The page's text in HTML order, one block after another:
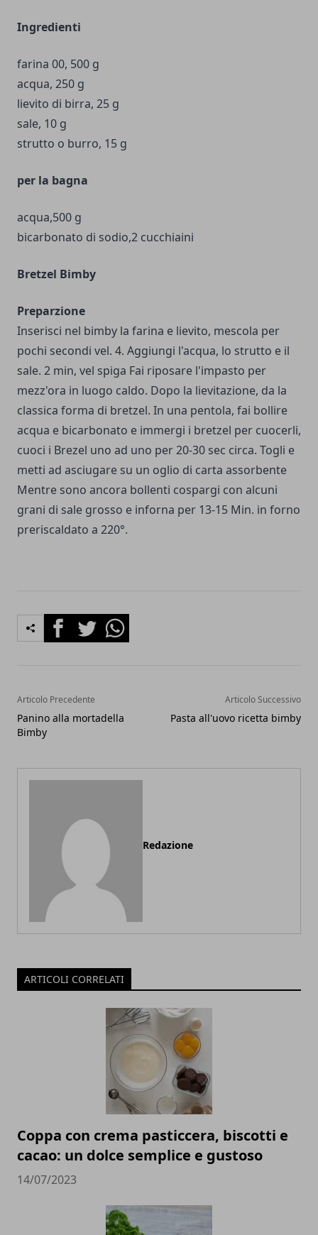
Ingredienti
farina 00, 500 g
acqua, 250 g
lievito di birra, 25 g
sale, 10 g
strutto o burro, 15 g
per la bagna
acqua,500 g
bicarbonato di sodio,2 cucchiaini
Bretzel Bimby
Preparzione
Inserisci nel bimby la farina e lievito, mescola per
pochi secondi vel. 4. Aggiungi l'acqua, lo strutto e il
sale. 2 min, vel spiga Fai riposare l'impasto per
mezz'ora in luogo caldo. Dopo la lievitazione, da la
classica forma di bretzel. In una pentola, fai bollire
acqua e bicarbonato e immergi i bretzel per cuocerli,
cuoci i Brezel uno ad uno per 20-30 sec circa. Togli e
metti ad asciugare su un oglio di carta assorbente
Mentre sono ancora bollenti cospargi con alcuni
grani di sale grosso e inforna per 13-15 Min. in forno
preriscaldato a 220°.
FacebookTwitterWhatsapp
Articolo Precedente
Panino alla mortadella
Bimby
Articolo Successivo
Pasta all'uovo ricetta bimby
Redazione
ARTICOLI CORRELATI
Coppa con crema pasticcera, biscotti e
cacao: un dolce semplice e gustoso
14/07/2023